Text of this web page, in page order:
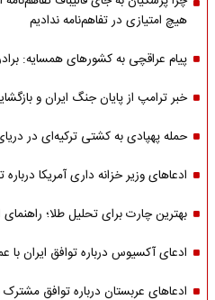
هیچ امتیازی در تفاهم‌نامه ندادیم
پیام عراقچی به کشورهای همسایه:
خبر ترامپ از پایان جنگ ایران و
حمله پهپادی به کشتی ترکیه‌ای در
ادعاهای وزیر خزانه داری آمریکا درباره
بهترین چارت برای تحلیل طلا؛ راهنمای
ادعای آکسیوس درباره توافق ایران با
ادعاهای عربستان درباره توافق مشترک